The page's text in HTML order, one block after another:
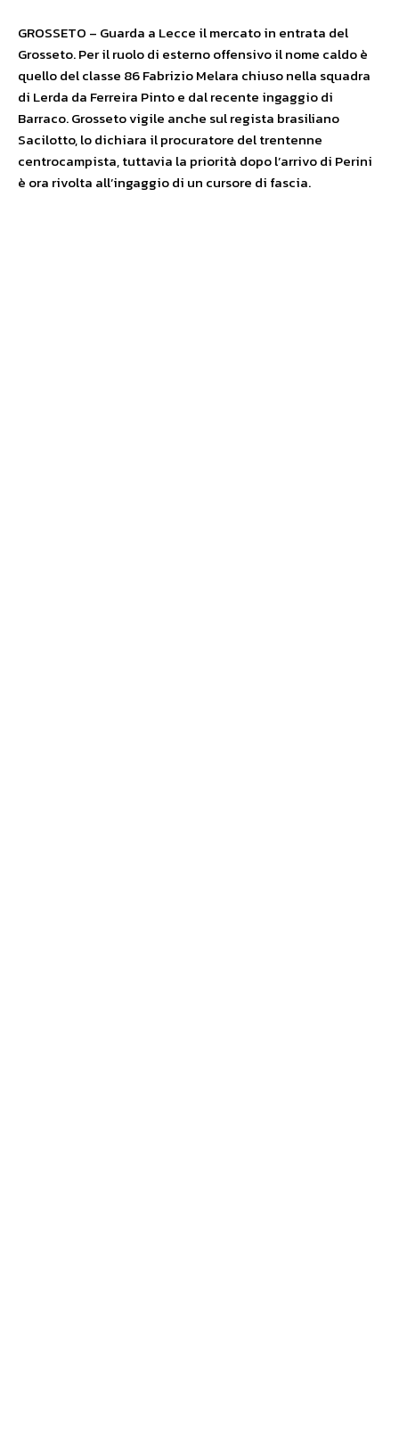
GROSSETO – Guarda a Lecce il mercato in entrata del
Grosseto. Per il ruolo di esterno offensivo il nome caldo è
quello del classe 86 Fabrizio Melara chiuso nella squadra
di Lerda da Ferreira Pinto e dal recente ingaggio di
Barraco. Grosseto vigile anche sul regista brasiliano
Sacilotto, lo dichiara il procuratore del trentenne
centrocampista, tuttavia la priorità dopo l’arrivo di Perini
è ora rivolta all’ingaggio di un cursore di fascia.